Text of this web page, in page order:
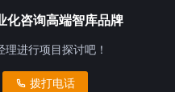
化咨询高端智库品牌
进行项目探讨吧！
拨打电话